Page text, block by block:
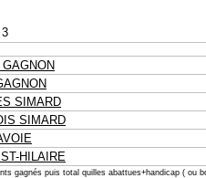
SIMARD
SIMARD
HILAIRE
gagnés puis total quilles abattues+handicap ( ou